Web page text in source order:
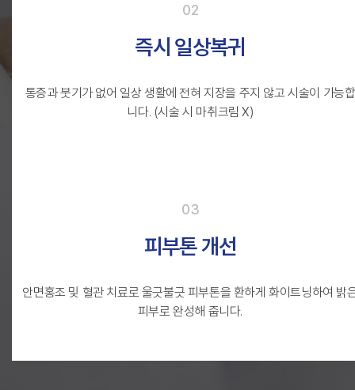
02
즉시 일상복귀
통증과 붓기가 없어 일상 생활에 전혀 지장을 주지 않고 시술이 가능합
니다. (시술 시 마취크림 X)
03
피부톤 개선
안면홍조 및 혈관 치료로 울긋불긋 피부톤을 환하게 화이트닝하여 밝
피부로 완성해 줍니다.